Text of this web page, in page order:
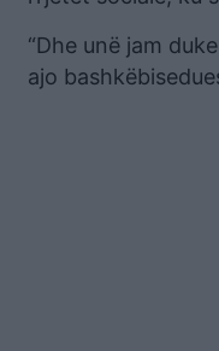
“Dhe unë jam
ajo